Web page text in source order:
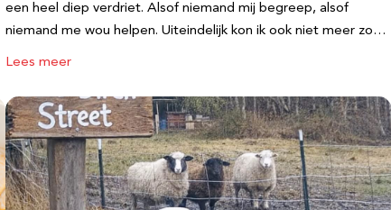
een heel diep verdriet. Alsof niemand mij begreep, alsof
niemand me wou helpen. Uiteindelijk kon ik ook niet meer zo…
Lees meer